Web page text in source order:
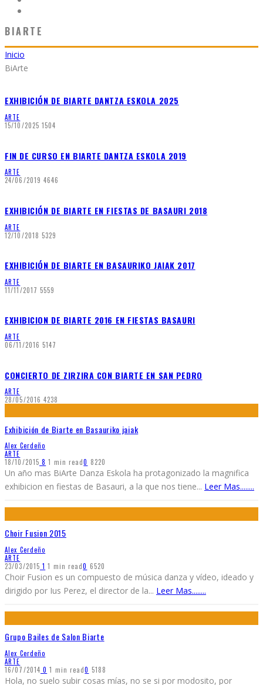
BIARTE
Inicio
BiArte
EXHIBICIÓN DE BIARTE DANTZA ESKOLA 2025
ARTE
15/10/2025 1504
FIN DE CURSO EN BIARTE DANTZA ESKOLA 2019
ARTE
24/06/2019 4646
EXHIBICIÓN DE BIARTE EN FIESTAS DE BASAURI 2018
ARTE
12/10/2018 5329
EXHIBICIÓN DE BIARTE EN BASAURIKO JAIAK 2017
ARTE
11/11/2017 5559
EXHIBICION DE BIARTE 2016 EN FIESTAS BASAURI
ARTE
06/11/2016 5147
CONCIERTO DE ZIRZIRA CON BIARTE EN SAN PEDRO
ARTE
28/05/2016 4238
Exhibición de Biarte en Basauriko jaiak
Alex Cerdeño
ARTE
18/10/2015 8 1 min read0 8220
Un año mas BiArte Danza Eskola ha protagonizado la magnifica
exhibicion en fiestas de Basauri, a la que nos tiene... Leer Mas........
Choir Fusion 2015
Alex Cerdeño
ARTE
23/03/2015 1 1 min read0 6520
Choir Fusion es un compuesto de música danza y vídeo, ideado y
dirigido por Ius Perez, el director de la... Leer Mas........
Grupo Bailes de Salon Biarte
Alex Cerdeño
ARTE
16/07/2014 0 1 min read0 5188
Hola, no suelo subir cosas mías, no se si por modosito, por